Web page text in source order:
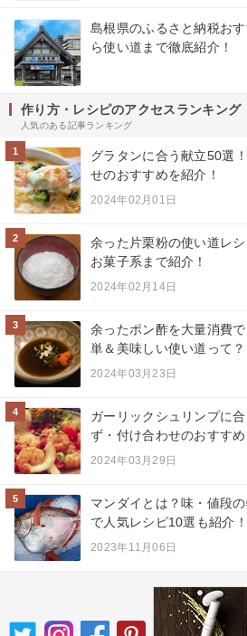
島根県のふるさと納税お
ら使い道まで徹底紹介！
作り方・レシピのアクセスランキング
人気のある記事ランキング
1
グラタンに合う献立50選
せのおすすめを紹介！
2024年02月01日
2
余った片栗粉の使い道レ
お菓子系まで紹介！
2024年02月14日
3
余ったポン酢を大量消費
単＆美味しい使い道って？
2024年03月23日
4
ガーリックシュリンプに
ず・付け合わせのおすすめ
2024年03月29日
5
マンダイとは？味・値段
で人気レシピ10選も紹介！
2023年11月06日